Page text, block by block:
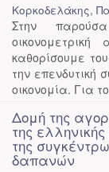
Κορκοδελάκης,
Στην
καθορίσουμε
την επενδυτική
οικονομία. Για
Δομή της
της
της
δαπανών